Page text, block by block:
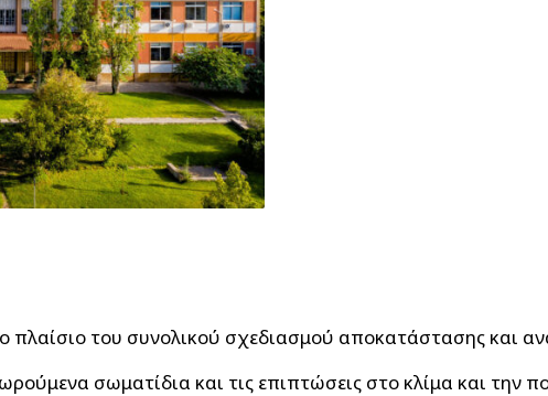
πλαίσιο του συνολικού σχεδιασμού αποκατάστασης και
σωματίδια και τις επιπτώσεις στο κλίμα και